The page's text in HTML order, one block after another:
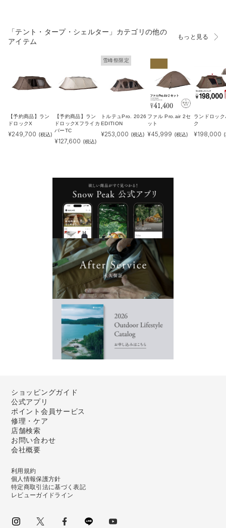
「テント・タープ・シェルター」カテゴリの他の
アイテム
もっと見る
【予約商品】ラン
ドロックX
¥249,700 (税込)
【予約商品】ラン
ドロックXフライカ
バーTC
¥127,600 (税込)
雪峰祭限定
トルテュPro. 2026
EDITION
¥253,000 (税込)
ファル Pro.air 2セ
ット
¥45,999 (税込)
ランドロック
ク
¥198,000
ショッピングガイド
公式アプリ
ポイント会員サービス
修理・ケア
店舗検索
お問い合わせ
会社概要
利用規約
個人情報保護方針
特定商取引法に基づく表記
レビューガイドライン